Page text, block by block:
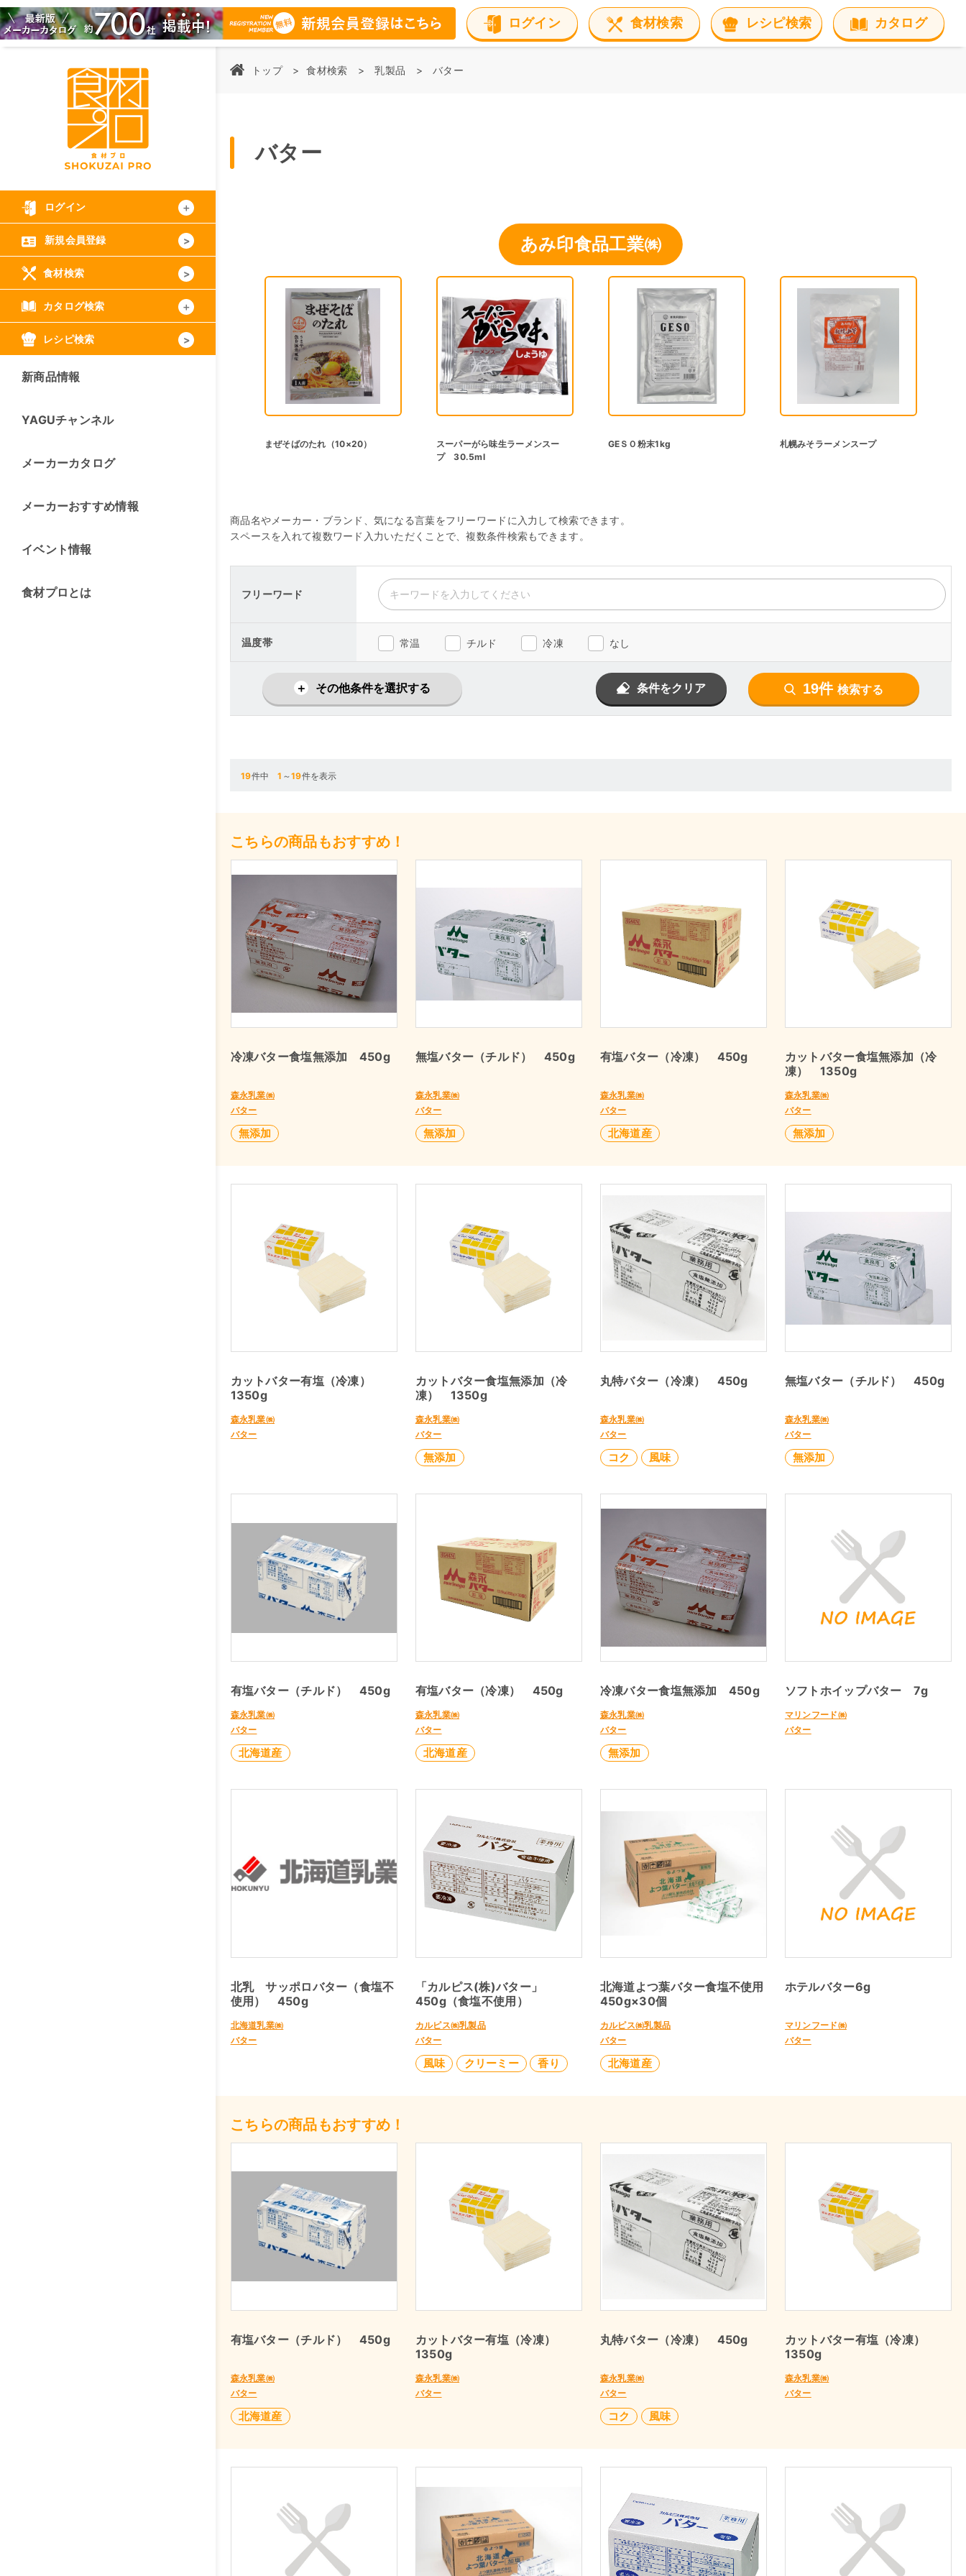
ログイン 食材検索 レシピ検索 カタログ
ログイン
新規会員登録
食材検索
カタログ検索
レシピ検索
新商品情報
YAGUチャンネル
メーカーカタログ
メーカーおすすめ情報
イベント情報
食材プロとは
トップ 食材検索 乳製品 バター
バター
あみ印食品工業㈱
まぜそばのたれ（10×20）
スーパーがら味生ラーメンスー
プ 30.5ml
GEＳＯ粉末1kg 札幌みそラーメンスープ
商品名やメーカー・ブランド、気になる言葉をフリーワードに入力して検索できます。
スペースを入れて複数ワード入力いただくことで、複数条件検索もできます。
フリーワード
温度帯 常温 チルド 冷凍 なし
その他条件を選択する 条件をクリア 19件 検索する
19件中1 ～19件を表示
こちらの商品もおすすめ！
冷凍バター食塩無添加 450g
森永乳業㈱
バター
無添加
無塩バター（チルド） 450g
森永乳業㈱
バター
無添加
有塩バター（冷凍） 450g
森永乳業㈱
バター
北海道産
カットバター食塩無添加（冷
凍） 1350g
森永乳業㈱
バター
無添加
カットバター有塩（冷凍）
1350g
森永乳業㈱
バター
カットバター食塩無添加（冷
凍） 1350g
森永乳業㈱
バター
無添加
丸特バター（冷凍） 450g
森永乳業㈱
バター
コク 風味
無塩バター（チルド） 450g
森永乳業㈱
バター
無添加
有塩バター（チルド） 450g
森永乳業㈱
バター
北海道産
有塩バター（冷凍） 450g
森永乳業㈱
バター
北海道産
冷凍バター食塩無添加 450g
森永乳業㈱
バター
無添加
ソフトホイップバター 7g
マリンフード㈱
バター
北乳 サッポロバター（食塩不
使用） 450g
北海道乳業㈱
バター
「カルピス(株)バター」
450g（食塩不使用）
カルピス㈱乳製品
バター
風味 クリーミー 香り
北海道よつ葉バター食塩不使用
450g×30個
カルピス㈱乳製品
バター
北海道産
ホテルバター6g
マリンフード㈱
バター
こちらの商品もおすすめ！
有塩バター（チルド） 450g
森永乳業㈱
バター
北海道産
カットバター有塩（冷凍）
1350g
森永乳業㈱
バター
丸特バター（冷凍） 450g
森永乳業㈱
バター
コク 風味
カットバター有塩（冷凍）
1350g
森永乳業㈱
バター